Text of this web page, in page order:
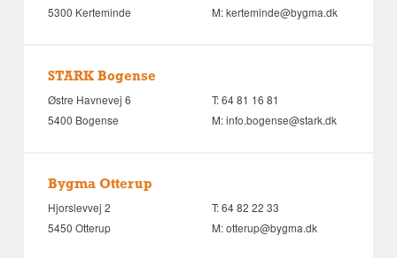
5300 Kerteminde
M:kerteminde@bygma.dk
STARK Bogense
Østre Havnevej 6
5400 Bogense
T:64 81 16 81
M:info.bogense@stark.dk
Bygma Otterup
Hjorslevvej 2
5450 Otterup
T:64 82 22 33
M:otterup@bygma.dk